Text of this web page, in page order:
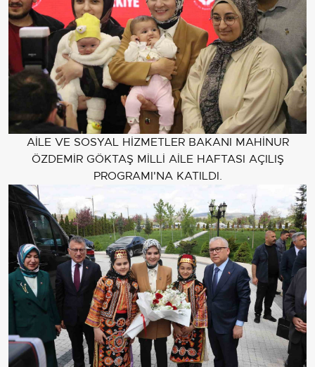
AİLE VE SOSYAL HİZMETLER BAKANI MAHİNUR
ÖZDEMİR GÖKTAŞ MİLLİ AİLE HAFTASI AÇILIŞ
PROGRAMI'NA KATILDI.